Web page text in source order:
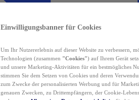
Einwilligungsbanner für Cookies
Um Ihr Nutzererlebnis auf dieser Website zu verbessern,
Technologien (zusammen "Cookies") auf Ihrem Gerät
und unsere Marketing-Aktivitäten für ein bestmögliches
stimmen Sie dem Setzen von Cookies und deren
zum Zwecke der personalisierten Werbung und für
genauen Zwecken, zu Drittempfängern, der Cookie-